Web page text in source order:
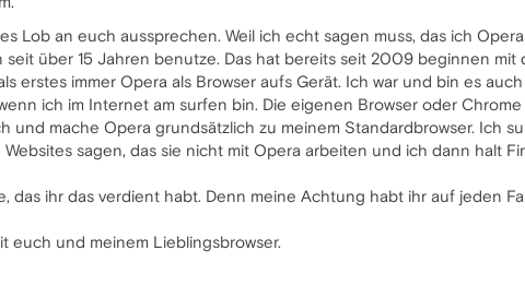
Lob an euch aussprechen. Weil ich echt sagen muss, das ich
über 15 Jahren benutze. Das hat bereits seit 2009 beginnen mit
erstes immer Opera als Browser aufs Gerät. Ich war und bin es
ich im Internet am surfen bin. Die eigenen Browser oder
und mache Opera grundsätzlich zu meinem Standardbrowser. Ich
sagen, das sie nicht mit Opera arbeiten und ich dann halt
das ihr das verdient habt. Denn meine Achtung habt ihr auf jeden
euch und meinem Lieblingsbrowser.